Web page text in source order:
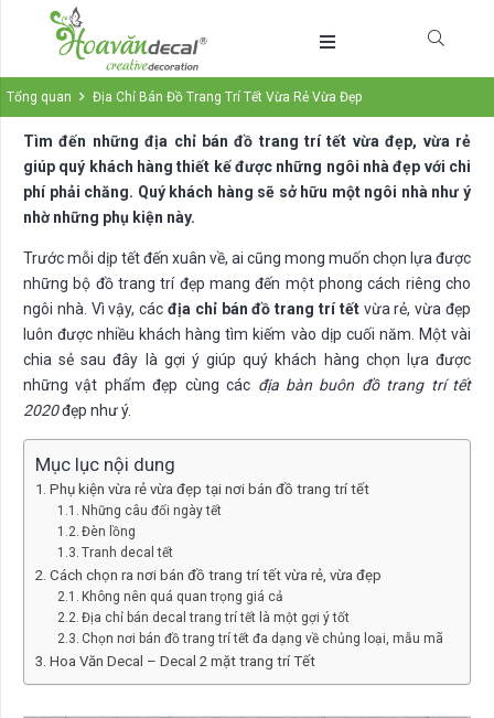
Tổng quan Địa Chỉ Bán Đồ Trang Trí Tết Vừa Rẻ Vừa Đẹp
Tìm đến những địa chỉ bán đồ trang trí tết vừa đẹp, vừa rẻ
giúp quý khách hàng thiết kế được những ngôi nhà đẹp với chi
phí phải chăng. Quý khách hàng sẽ sở hữu một ngôi nhà như ý
nhờ những phụ kiện này.
Trước mỗi dịp tết đến xuân về, ai cũng mong muốn chọn lựa được
những bộ đồ trang trí đẹp mang đến một phong cách riêng cho
ngôi nhà. Vì vậy, các địa chỉ bán đồ trang trí tếtvừa rẻ, vừa đẹp
luôn được nhiều khách hàng tìm kiếm vào dịp cuối năm. Một vài
chia sẻ sau đây là gợi ý giúp quý khách hàng chọn lựa được
những vật phẩm đẹp cùng các địa bàn buôn đồ trang trí tết
2020đẹp như ý.
Mục lục nội dung
Phụ kiện vừa rẻ vừa đẹp tại nơi bán đồ trang trí tết
Những câu đối ngày tết
Đèn lồng
Tranh decal tết
Cách chọn ra nơi bán đồ trang trí tết vừa rẻ, vừa đẹp
Không nên quá quan trọng giá cả
Địa chỉ bán decal trang trí tết là một gợi ý tốt
Chọn nơi bán đồ trang trí tết đa dạng về chủng loại, mẫu mã
Hoa Văn Decal – Decal 2 mặt trang trí Tết